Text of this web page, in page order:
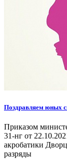
Поздравляем юных
Приказом
31-нг от
акробатики
разряды